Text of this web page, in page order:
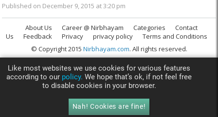
Published on December 9, 2015 at 3:20 pm
About Us Career @ Nirbhayam Categories
Contact
Us
Feedback Privacy privacy policy
Terms and Conditions
© Copyright 2015 Nirbhayam.com. All rights reserved.
Like most websites we use cookies for various features
according to our policy. We hope that’s ok, if not feel free
to disable cookies in your browser.
Nah! Cookies are fine!